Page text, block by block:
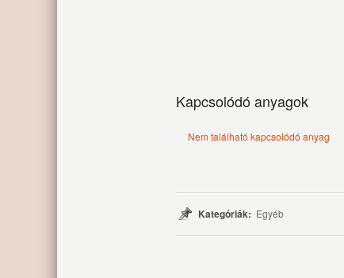
Kapcsolódó anyagok
Nem található kapcsolódó anyag
Kategóriák: Egyéb